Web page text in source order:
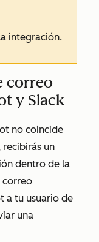
integración.
correo
y Slack
no coincide
recibirás un
dentro de la
correo
a tu usuario de
una